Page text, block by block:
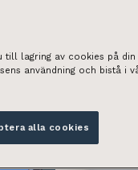
till lagring av cookies på
användning och bistå i
alla cookies